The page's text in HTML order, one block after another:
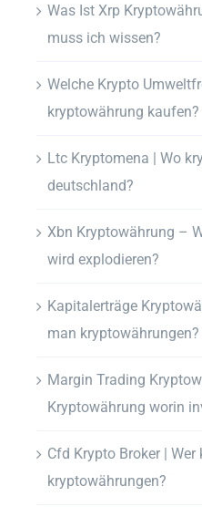
Was Ist Xrp
muss ich wissen?
Welche Krypto
kryptowährung kaufen?
Ltc Kryptomena | Wo
deutschland?
Xbn Kryptowährung –
wird explodieren?
Kapitalerträge
man kryptowährungen?
Margin Trading
Kryptowährung worin
Cfd Krypto Broker |
kryptowährungen?